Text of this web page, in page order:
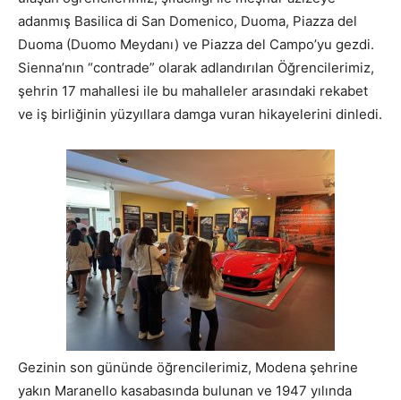
adanmış Basilica di San Domenico, Duoma, Piazza del
Duoma (Duomo Meydanı) ve Piazza del Campo’yu gezdi.
Sienna’nın “contrade” olarak adlandırılan Öğrencilerimiz,
şehrin 17 mahallesi ile bu mahalleler arasındaki rekabet
ve iş birliğinin yüzyıllara damga vuran hikayelerini dinledi.
Gezinin son gününde öğrencilerimiz, Modena şehrine
yakın Maranello kasabasında bulunan ve 1947 yılında